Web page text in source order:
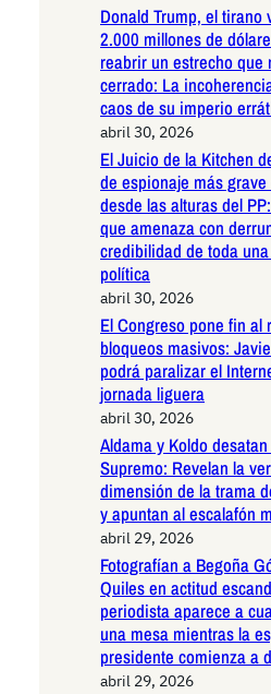
Donald Trump, el tirano
2.000 millones de
reabrir un estrecho que
cerrado: La
caos de su imperio
abril 30, 2026
El Juicio de la Kitchen
de espionaje más
desde las alturas del
que amenaza con
credibilidad de toda
política
abril 30, 2026
El Congreso pone fin al
bloqueos masivos:
podrá paralizar el
jornada liguera
abril 30, 2026
Aldama y Koldo
Supremo: Revelan la
dimensión de la trama
y apuntan al escalafón
abril 29, 2026
Fotografían a Begoña
Quiles en actitud
periodista aparece a
una mesa mientras la
presidente comienza a
abril 29, 2026